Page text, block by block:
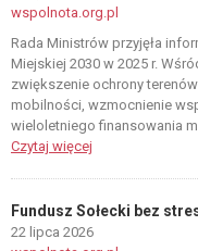
wspolnota.org.pl
Rada Ministrów przyjęła
Miejskiej 2030 w 2025 r.
zwiększenie ochrony
mobilności, wzmocnienie
wieloletniego finansowania
Czytaj więcej
Fundusz Sołecki bez
22 lipca 2026